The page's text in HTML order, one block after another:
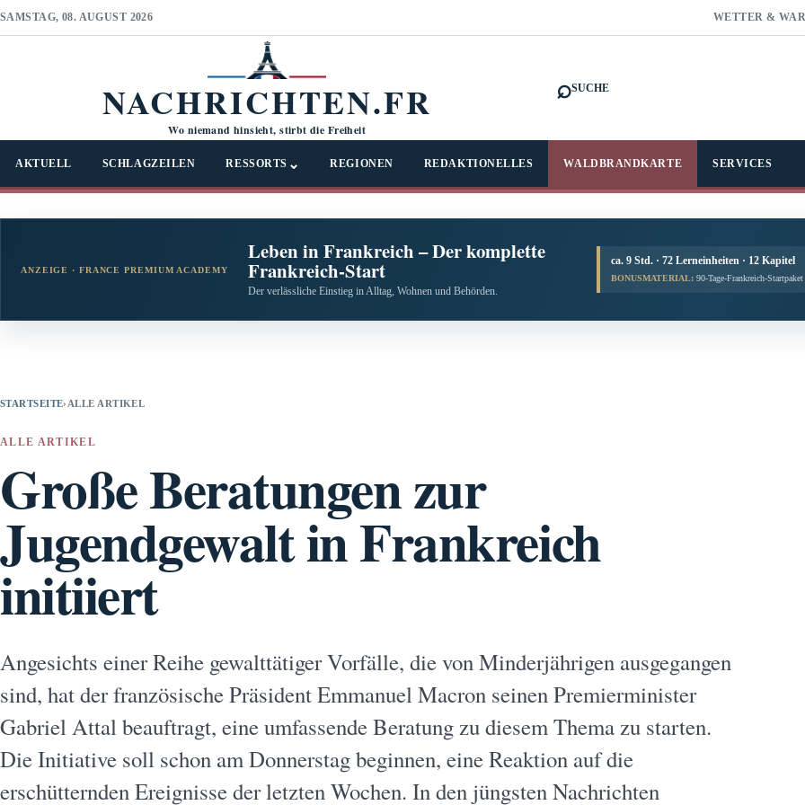
SAMSTAG, 08. AUGUST 2026 WETTER &
NACHRICHTEN.FR
Wo niemand hinsieht, stirbt die Freiheit
⌕SUCHE
AKTUELL SCHLAGZEILEN RESSORTS ⌄ REGIONEN REDAKTIONELLES WALDBRANDKARTE SERVICES
ANZEIGE · FRANCE PREMIUM ACADEMY
Leben in Frankreich – Der komplette
Frankreich-Start
Der verlässliche Einstieg in Alltag, Wohnen und Behörden.
ca. 9 Std. · 72 Lerneinheiten · 12 Kapitel
BONUSMATERIAL: 90-Tage-Frankreich-
STARTSEITE› ALLE ARTIKEL
ALLE ARTIKEL
Große Beratungen zur
Jugendgewalt in Frankreich
initiiert
Angesichts einer Reihe gewalttätiger Vorfälle, die von Minderjährigen ausgegangen
sind, hat der französische Präsident Emmanuel Macron seinen Premierminister
Gabriel Attal beauftragt, eine umfassende Beratung zu diesem Thema zu starten.
Die Initiative soll schon am Donnerstag beginnen, eine Reaktion auf die
erschütternden Ereignisse der letzten Wochen. In den jüngsten Nachrichten